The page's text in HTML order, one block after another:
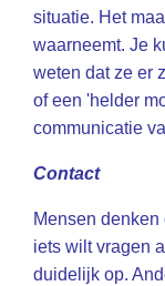
situatie. Het
waarneemt. Je
weten dat ze er
of een 'helder
communicatie
Contact
Mensen
iets wilt vragen
duidelijk op.